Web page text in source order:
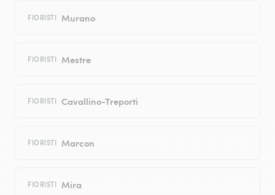
FIORISTI Murano
FIORISTI Mestre
FIORISTI Cavallino-Treporti
FIORISTI Marcon
FIORISTI Mira